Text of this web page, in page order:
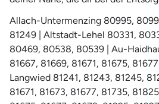
Allach-Untermenzing 80995,
81249 | Altstadt-Lehel 80331,
80469, 80538, 80539 | Au-
81667, 81669, 81671, 81675,
Langwied 81241, 81243, 81245,
81671, 81673, 81677, 81735,